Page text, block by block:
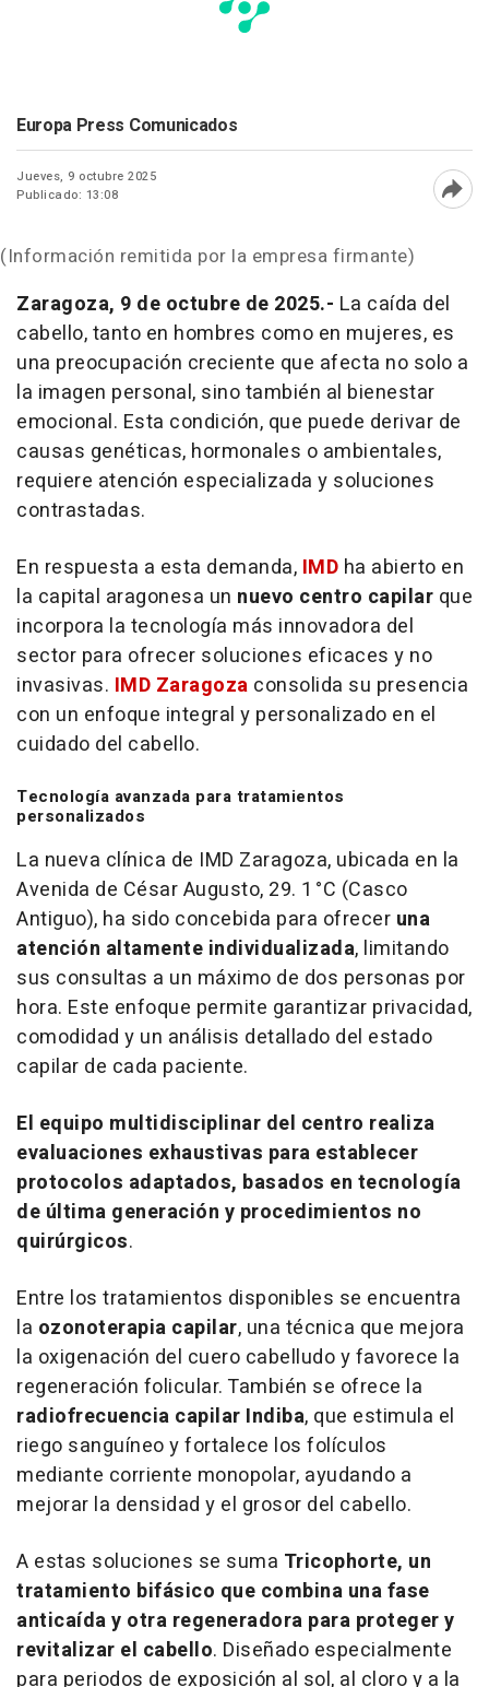
Europa Press Comunicados
Jueves, 9 octubre 2025
Publicado: 13:08
(Información remitida por la empresa firmante)
Zaragoza, 9 de octubre de 2025.- La caída del
cabello, tanto en hombres como en mujeres, es
una preocupación creciente que afecta no solo a
la imagen personal, sino también al bienestar
emocional. Esta condición, que puede derivar de
causas genéticas, hormonales o ambientales,
requiere atención especializada y soluciones
contrastadas.
En respuesta a esta demanda, IMD ha abierto en
la capital aragonesa un nuevo centro capilar que
incorpora la tecnología más innovadora del
sector para ofrecer soluciones eficaces y no
invasivas. IMD Zaragoza consolida su presencia
con un enfoque integral y personalizado en el
cuidado del cabello.
Tecnología avanzada para tratamientos
personalizados
La nueva clínica de IMD Zaragoza, ubicada en la
Avenida de César Augusto, 29. 1 °C (Casco
Antiguo), ha sido concebida para ofrecer una
atención altamente individualizada, limitando
sus consultas a un máximo de dos personas por
hora. Este enfoque permite garantizar privacidad,
comodidad y un análisis detallado del estado
capilar de cada paciente.
El equipo multidisciplinar del centro realiza
evaluaciones exhaustivas para establecer
protocolos adaptados, basados en tecnología
de última generación y procedimientos no
quirúrgicos.
Entre los tratamientos disponibles se encuentra
la ozonoterapia capilar, una técnica que mejora
la oxigenación del cuero cabelludo y favorece la
regeneración folicular. También se ofrece la
radiofrecuencia capilar Indiba, que estimula el
riego sanguíneo y fortalece los folículos
mediante corriente monopolar, ayudando a
mejorar la densidad y el grosor del cabello.
A estas soluciones se suma Tricophorte, un
tratamiento bifásico que combina una fase
anticaída y otra regeneradora para proteger y
revitalizar el cabello. Diseñado especialmente
para periodos de exposición al sol, al cloro y a la